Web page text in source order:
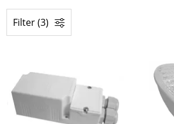
Filter (3)